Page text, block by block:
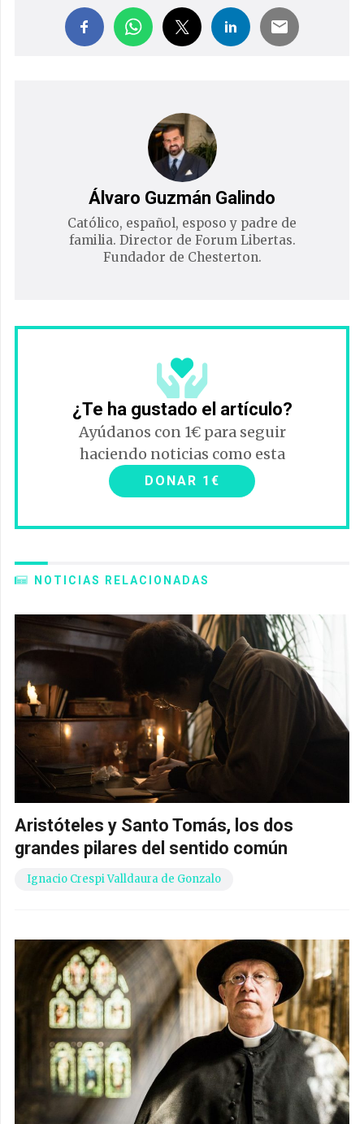
Álvaro Guzmán Galindo
Católico, español, esposo y padre de
familia. Director de Forum Libertas.
Fundador de Chesterton.
¿Te ha gustado el artículo?
Ayúdanos con 1€ para seguir
haciendo noticias como esta
DONAR 1€
NOTICIAS RELACIONADAS
Aristóteles y Santo Tomás, los dos
grandes pilares del sentido común
Ignacio Crespi Valldaura de Gonzalo